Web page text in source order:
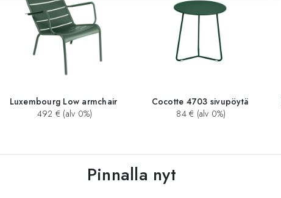
Luxembourg Low armchair
492 € (alv 0%)
Cocotte 4703 sivupöytä
84 € (alv 0%)
Pinnalla nyt